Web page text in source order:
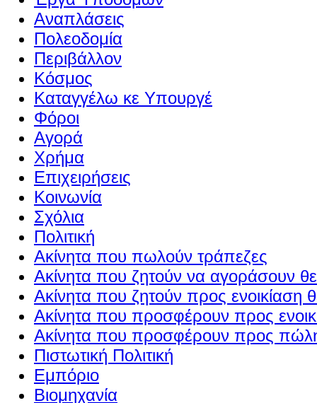
Αναπλάσεις
Πολεοδομία
Περιβάλλον
Κόσμος
Καταγγέλω κε Υπουργέ
Φόροι
Αγορά
Χρήμα
Επιχειρήσεις
Κοινωνία
Σχόλια
Πολιτική
Ακίνητα που πωλούν τράπεζες
Ακίνητα που ζητούν να αγοράσουν
Ακίνητα που ζητούν προς ενοικίαση
Ακίνητα που προσφέρουν προς
Ακίνητα που προσφέρουν προς
Πιστωτική Πολιτική
Εμπόριο
Βιομηχανία